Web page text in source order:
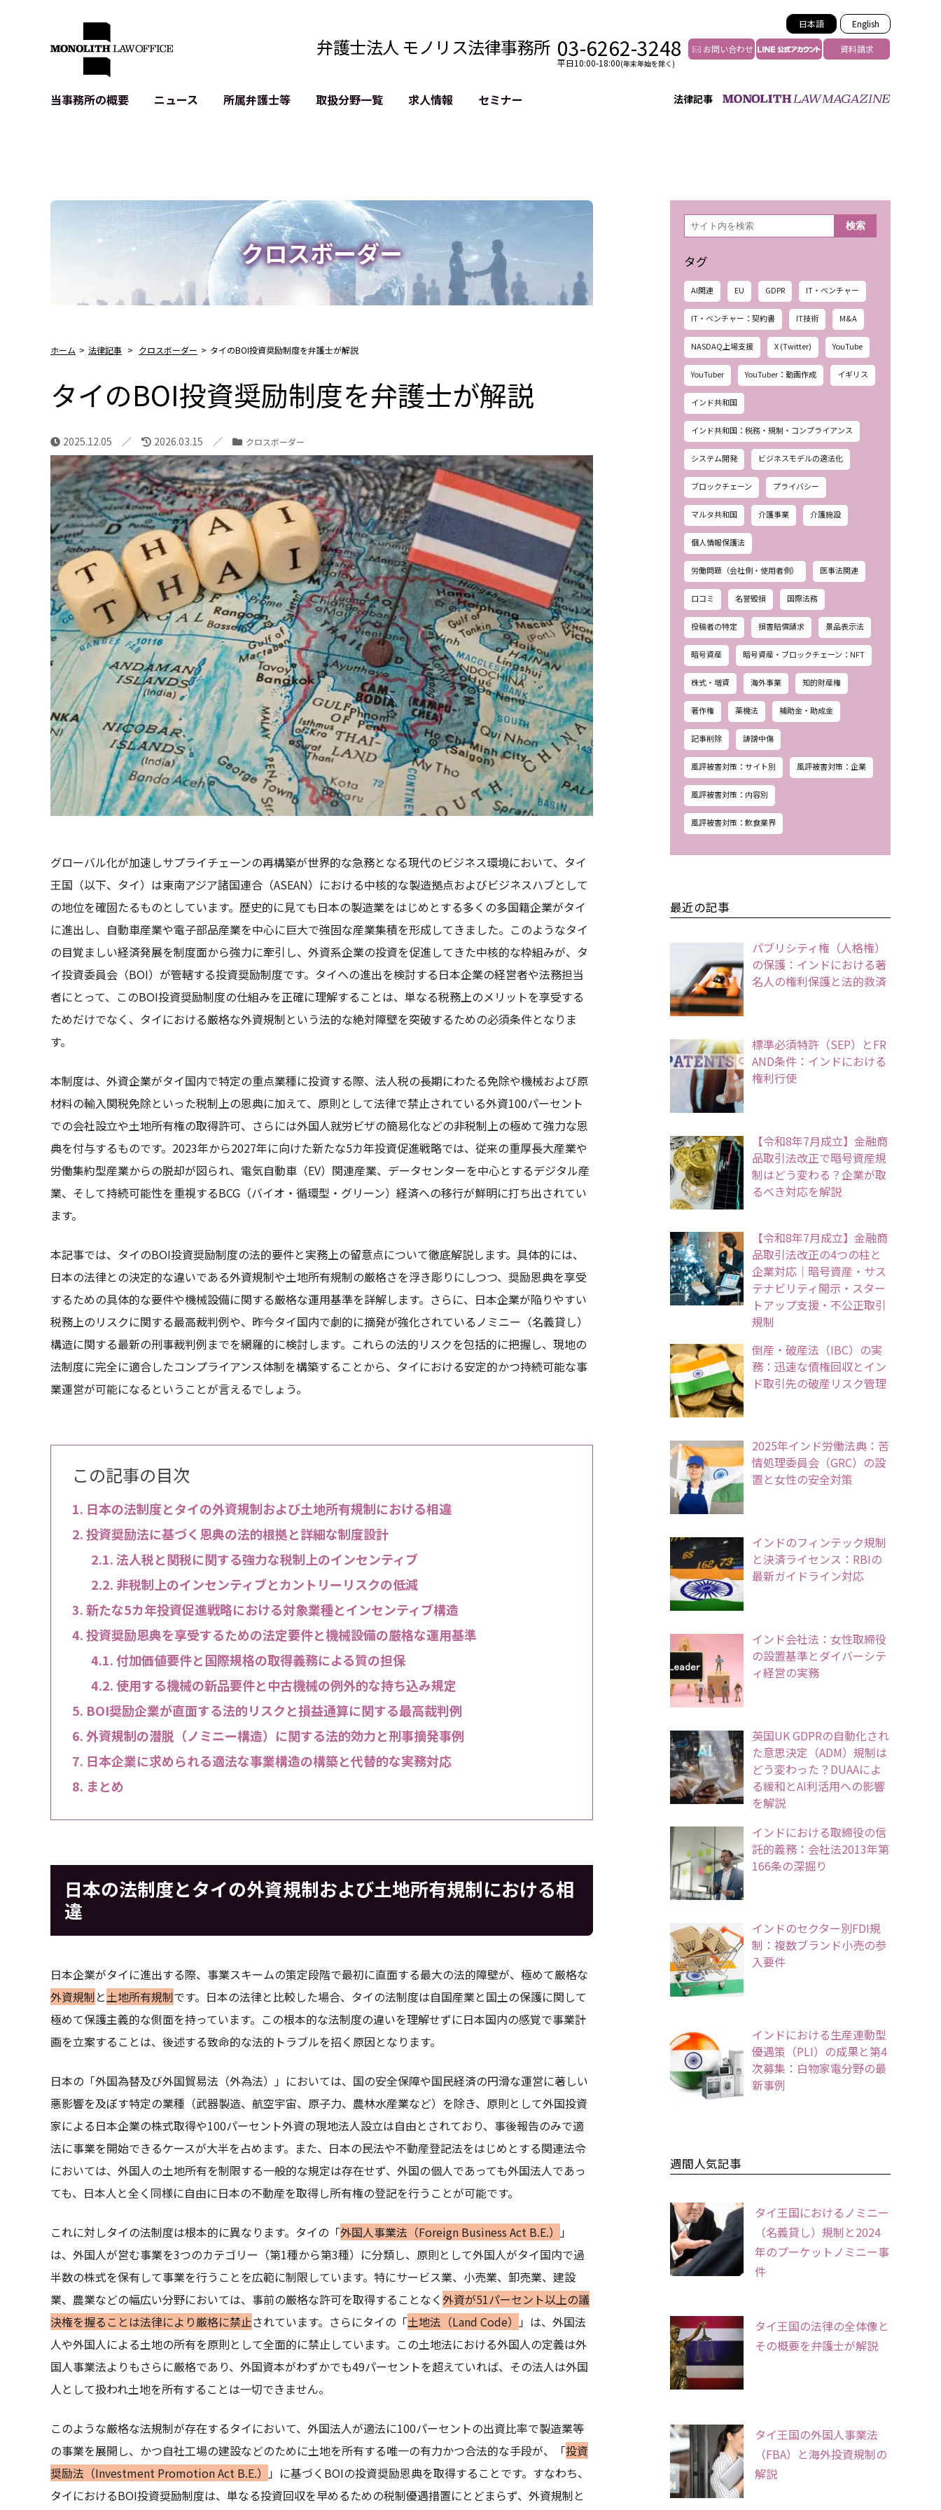
日本語 English
弁護士法人 モノリス法律事務所 03-6262-3248
平日10:00-18:00(年末年始を除く)
お問い合わせ 資料請求
法律記事
当事務所の概要 ニュース 所属弁護士等 取扱分野一覧
IPO（上場）支援
生成AI関連法務
記事・LPの薬機法等チェック
D2C等の不正転売対策
サイバー犯罪の刑事告訴等
GDPR対応支援
誹謗中傷加害者の弁護
リスティング汚染の削除対策
YouTube等SNSのM&A
求人情報 セミナー
クロスボーダー
ホーム > 法律記事 > クロスボーダー > タイのBOI投資奨励制度を弁護士が解説
タイのBOI投資奨励制度を弁護士が解説
2025.12.05 2026.03.15 クロスボーダー
グローバル化が加速しサプライチェーンの再構築が世界的な急務となる現代のビジネス環境において、タイ
王国（以下、タイ）は東南アジア諸国連合（ASEAN）における中核的な製造拠点およびビジネスハブとして
の地位を確固たるものとしています。歴史的に見ても日本の製造業をはじめとする多くの多国籍企業がタイ
に進出し、自動車産業や電子部品産業を中心に巨大で強固な産業集積を形成してきました。このようなタイ
の目覚ましい経済発展を制度面から強力に牽引し、外資系企業の投資を促進してきた中核的な枠組みが、タ
イ投資委員会（BOI）が管轄する投資奨励制度です。タイへの進出を検討する日本企業の経営者や法務担当
者にとって、このBOI投資奨励制度の仕組みを正確に理解することは、単なる税務上のメリットを享受する
ためだけでなく、タイにおける厳格な外資規制という法的な絶対障壁を突破するための必須条件となりま
す。
本制度は、外資企業がタイ国内で特定の重点業種に投資する際、法人税の長期にわたる免除や機械および原
材料の輸入関税免除といった税制上の恩典に加えて、原則として法律で禁止されている外資100パーセント
での会社設立や土地所有権の取得許可、さらには外国人就労ビザの簡易化などの非税制上の極めて強力な恩
典を付与するものです。2023年から2027年に向けた新たな5カ年投資促進戦略では、従来の重厚長大産業や
労働集約型産業からの脱却が図られ、電気自動車（EV）関連産業、データセンターを中心とするデジタル産
業、そして持続可能性を重視するBCG（バイオ・循環型・グリーン）経済への移行が鮮明に打ち出されてい
ます。
本記事では、タイのBOI投資奨励制度の法的要件と実務上の留意点について徹底解説します。具体的には、
日本の法律との決定的な違いである外資規制や土地所有規制の厳格さを浮き彫りにしつつ、奨励恩典を享受
するための具体的な要件や機械設備に関する厳格な運用基準を詳解します。さらに、日本企業が陥りやすい
税務上のリスクに関する最高裁判例や、昨今タイ国内で劇的に摘発が強化されているノミニー（名義貸し）
構造に関する最新の刑事裁判例までを網羅的に検討します。これらの法的リスクを包括的に把握し、現地の
法制度に完全に適合したコンプライアンス体制を構築することから、タイにおける安定的かつ持続可能な事
業運営が可能になるということが言えるでしょう。
この記事の目次
日本の法制度とタイの外資規制および土地所有規制における相違
投資奨励法に基づく恩典の法的根拠と詳細な制度設計
法人税と関税に関する強力な税制上のインセンティブ
非税制上のインセンティブとカントリーリスクの低減
新たな5カ年投資促進戦略における対象業種とインセンティブ構造
投資奨励恩典を享受するための法定要件と機械設備の厳格な運用基準
付加価値要件と国際規格の取得義務による質の担保
使用する機械の新品要件と中古機械の例外的な持ち込み規定
BOI奨励企業が直面する法的リスクと損益通算に関する最高裁判例
外資規制の潜脱（ノミニー構造）に関する法的効力と刑事摘発事例
日本企業に求められる適法な事業構造の構築と代替的な実務対応
まとめ
日本の法制度とタイの外資規制および土地所有規制における相
違
日本企業がタイに進出する際、事業スキームの策定段階で最初に直面する最大の法的障壁が、極めて厳格な
外資規制と土地所有規制です。日本の法律と比較した場合、タイの法制度は自国産業と国土の保護に関して
極めて保護主義的な側面を持っています。この根本的な法制度の違いを理解せずに日本国内の感覚で事業計
画を立案することは、後述する致命的な法的トラブルを招く原因となります。
日本の「外国為替及び外国貿易法（外為法）」においては、国の安全保障や国民経済の円滑な運営に著しい
悪影響を及ぼす特定の業種（武器製造、航空宇宙、原子力、農林水産業など）を除き、原則として外国投資
家による日本企業の株式取得や100パーセント外資の現地法人設立は自由とされており、事後報告のみで適
法に事業を開始できるケースが大半を占めます。また、日本の民法や不動産登記法をはじめとする関連法令
においては、外国人の土地所有を制限する一般的な規定は存在せず、外国の個人であっても外国法人であっ
ても、日本人と全く同様に自由に日本の不動産を取得し所有権の登記を行うことが可能です。
これに対しタイの法制度は根本的に異なります。タイの「外国人事業法（Foreign Business Act B.E.）
」
は、外国人が営む事業を3つのカテゴリー（第1種から第3種）に分類し、原則として外国人がタイ国内で過
半数の株式を保有して事業を行うことを広範に制限しています。特にサービス業、小売業、卸売業、建設
業、農業などの幅広い分野においては、事前の厳格な許可を取得することなく 外資が51パーセント以上の議
決権を握ることは法律により厳格に禁止されています。さらにタイの「土地法（Land Code）
」は、外国法
人や外国人による土地の所有を原則として全面的に禁止しています。この土地法における外国人の定義は外
国人事業法よりもさらに厳格であり、外国資本がわずかでも49パーセントを超えていれば、その法人は外国
人として扱われ土地を所有することは一切できません。
このような厳格な法規制が存在するタイにおいて、外国法人が適法に100パーセントの出資比率で製造業等
の事業を展開し、かつ自社工場の建設などのために土地を所有する唯一の有力かつ合法的な手段が、「投資
奨励法（Investment Promotion Act B.E.）
」に基づくBOIの投資奨励恩典を取得することです。すなわち、
タイにおけるBOI投資奨励制度は、単なる投資回収を早めるための税制優遇措置にとどまらず、外資規制と
検
索 検索
タグ
AI関連 EU GDPR IT・ベンチャー
IT・ベンチャー：契約書 IT技術 M&A
NASDAQ上場支援 X (Twitter) YouTube
YouTuber YouTuber：動画作成 イギリス
インド共和国
インド共和国：税務・規制・コンプライアンス
システム開発 ビジネスモデルの適法化
ブロックチェーン プライバシー
マルタ共和国 介護事業 介護施設
個人情報保護法
労働問題（会社側・使用者側） 医事法関連
口コミ 名誉毀損 国際法務
投稿者の特定 損害賠償請求 景品表示法
暗号資産 暗号資産・ブロックチェーン：NFT
株式・増資 海外事業 知的財産権
著作権 薬機法 補助金・助成金
記事削除 誹謗中傷
風評被害対策：サイト別 風評被害対策：企業
風評被害対策：内容別
風評被害対策：飲食業界
最近の記事
パブリシティ権（人格権）
の保護：インドにおける著
名人の権利保護と法的救済
標準必須特許（SEP）とFR
AND条件：インドにおける
権利行使
【令和8年7月成立】金融商
品取引法改正で暗号資産規
制はどう変わる？企業が取
るべき対応を解説
【令和8年7月成立】金融商
品取引法改正の4つの柱と
企業対応｜暗号資産・サス
テナビリティ開示・スター
トアップ支援・不公正取引
規制
倒産・破産法（IBC）の実
務：迅速な債権回収とイン
ド取引先の破産リスク管理
2025年インド労働法典：苦
情処理委員会（GRC）の設
置と女性の安全対策
インドのフィンテック規制
と決済ライセンス：RBIの
最新ガイドライン対応
インド会社法：女性取締役
の設置基準とダイバーシテ
ィ経営の実務
英国UK GDPRの自動化され
た意思決定（ADM）規制は
どう変わった？DUAAによ
る緩和とAI利活用への影響
を解説
インドにおける取締役の信
託的義務：会社法2013年第
166条の深掘り
インドのセクター別FDI規
制：複数ブランド小売の参
入要件
インドにおける生産連動型
優遇策（PLI）の成果と第4
次募集：白物家電分野の最
新事例
週間人気記事
タイ王国におけるノミニー
（名義貸し）規制と2024
年のプーケットノミニー事
件
タイ王国の法律の全体像と
その概要を弁護士が解説
タイ王国の外国人事業法
（FBA）と海外投資規制の
解説